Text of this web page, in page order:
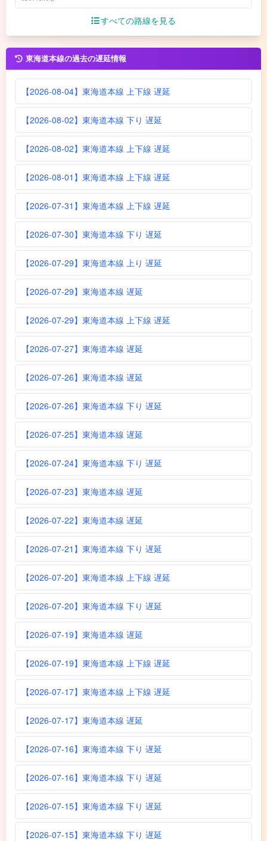
すべての路線を見る
東海道本線の過去の遅延情報
【2026-08-04】東海道本線 上下線 遅延
【2026-08-02】東海道本線 下り 遅延
【2026-08-02】東海道本線 上下線 遅延
【2026-08-01】東海道本線 上下線 遅延
【2026-07-31】東海道本線 上下線 遅延
【2026-07-30】東海道本線 下り 遅延
【2026-07-29】東海道本線 上り 遅延
【2026-07-29】東海道本線 遅延
【2026-07-29】東海道本線 上下線 遅延
【2026-07-27】東海道本線 遅延
【2026-07-26】東海道本線 遅延
【2026-07-26】東海道本線 下り 遅延
【2026-07-25】東海道本線 遅延
【2026-07-24】東海道本線 下り 遅延
【2026-07-23】東海道本線 遅延
【2026-07-22】東海道本線 遅延
【2026-07-21】東海道本線 下り 遅延
【2026-07-20】東海道本線 上下線 遅延
【2026-07-20】東海道本線 下り 遅延
【2026-07-19】東海道本線 遅延
【2026-07-19】東海道本線 上下線 遅延
【2026-07-17】東海道本線 上下線 遅延
【2026-07-17】東海道本線 遅延
【2026-07-16】東海道本線 下り 遅延
【2026-07-16】東海道本線 下り 遅延
【2026-07-15】東海道本線 下り 遅延
【2026-07-15】東海道本線 下り 遅延